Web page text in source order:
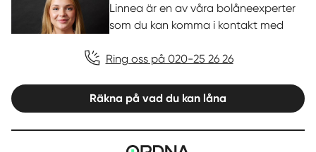
Linnea är en av våra bolåneexperter
som du kan komma i kontakt med
Ring oss på 020-25 26 26
Räkna på vad du kan låna